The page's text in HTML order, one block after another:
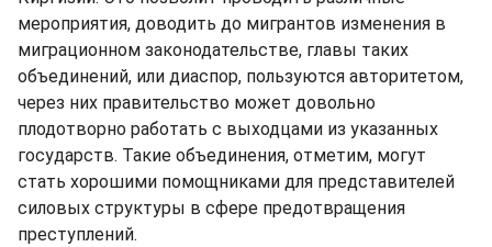
мероприятия, доводить до мигрантов изменения в
миграционном законодательстве, главы таких
объединений, или диаспор, пользуются авторитетом,
через них правительство может довольно
плодотворно работать с выходцами из указанных
государств. Такие объединения, отметим, могут
стать хорошими помощниками для представителей
силовых структуры в сфере предотвращения
преступлений.